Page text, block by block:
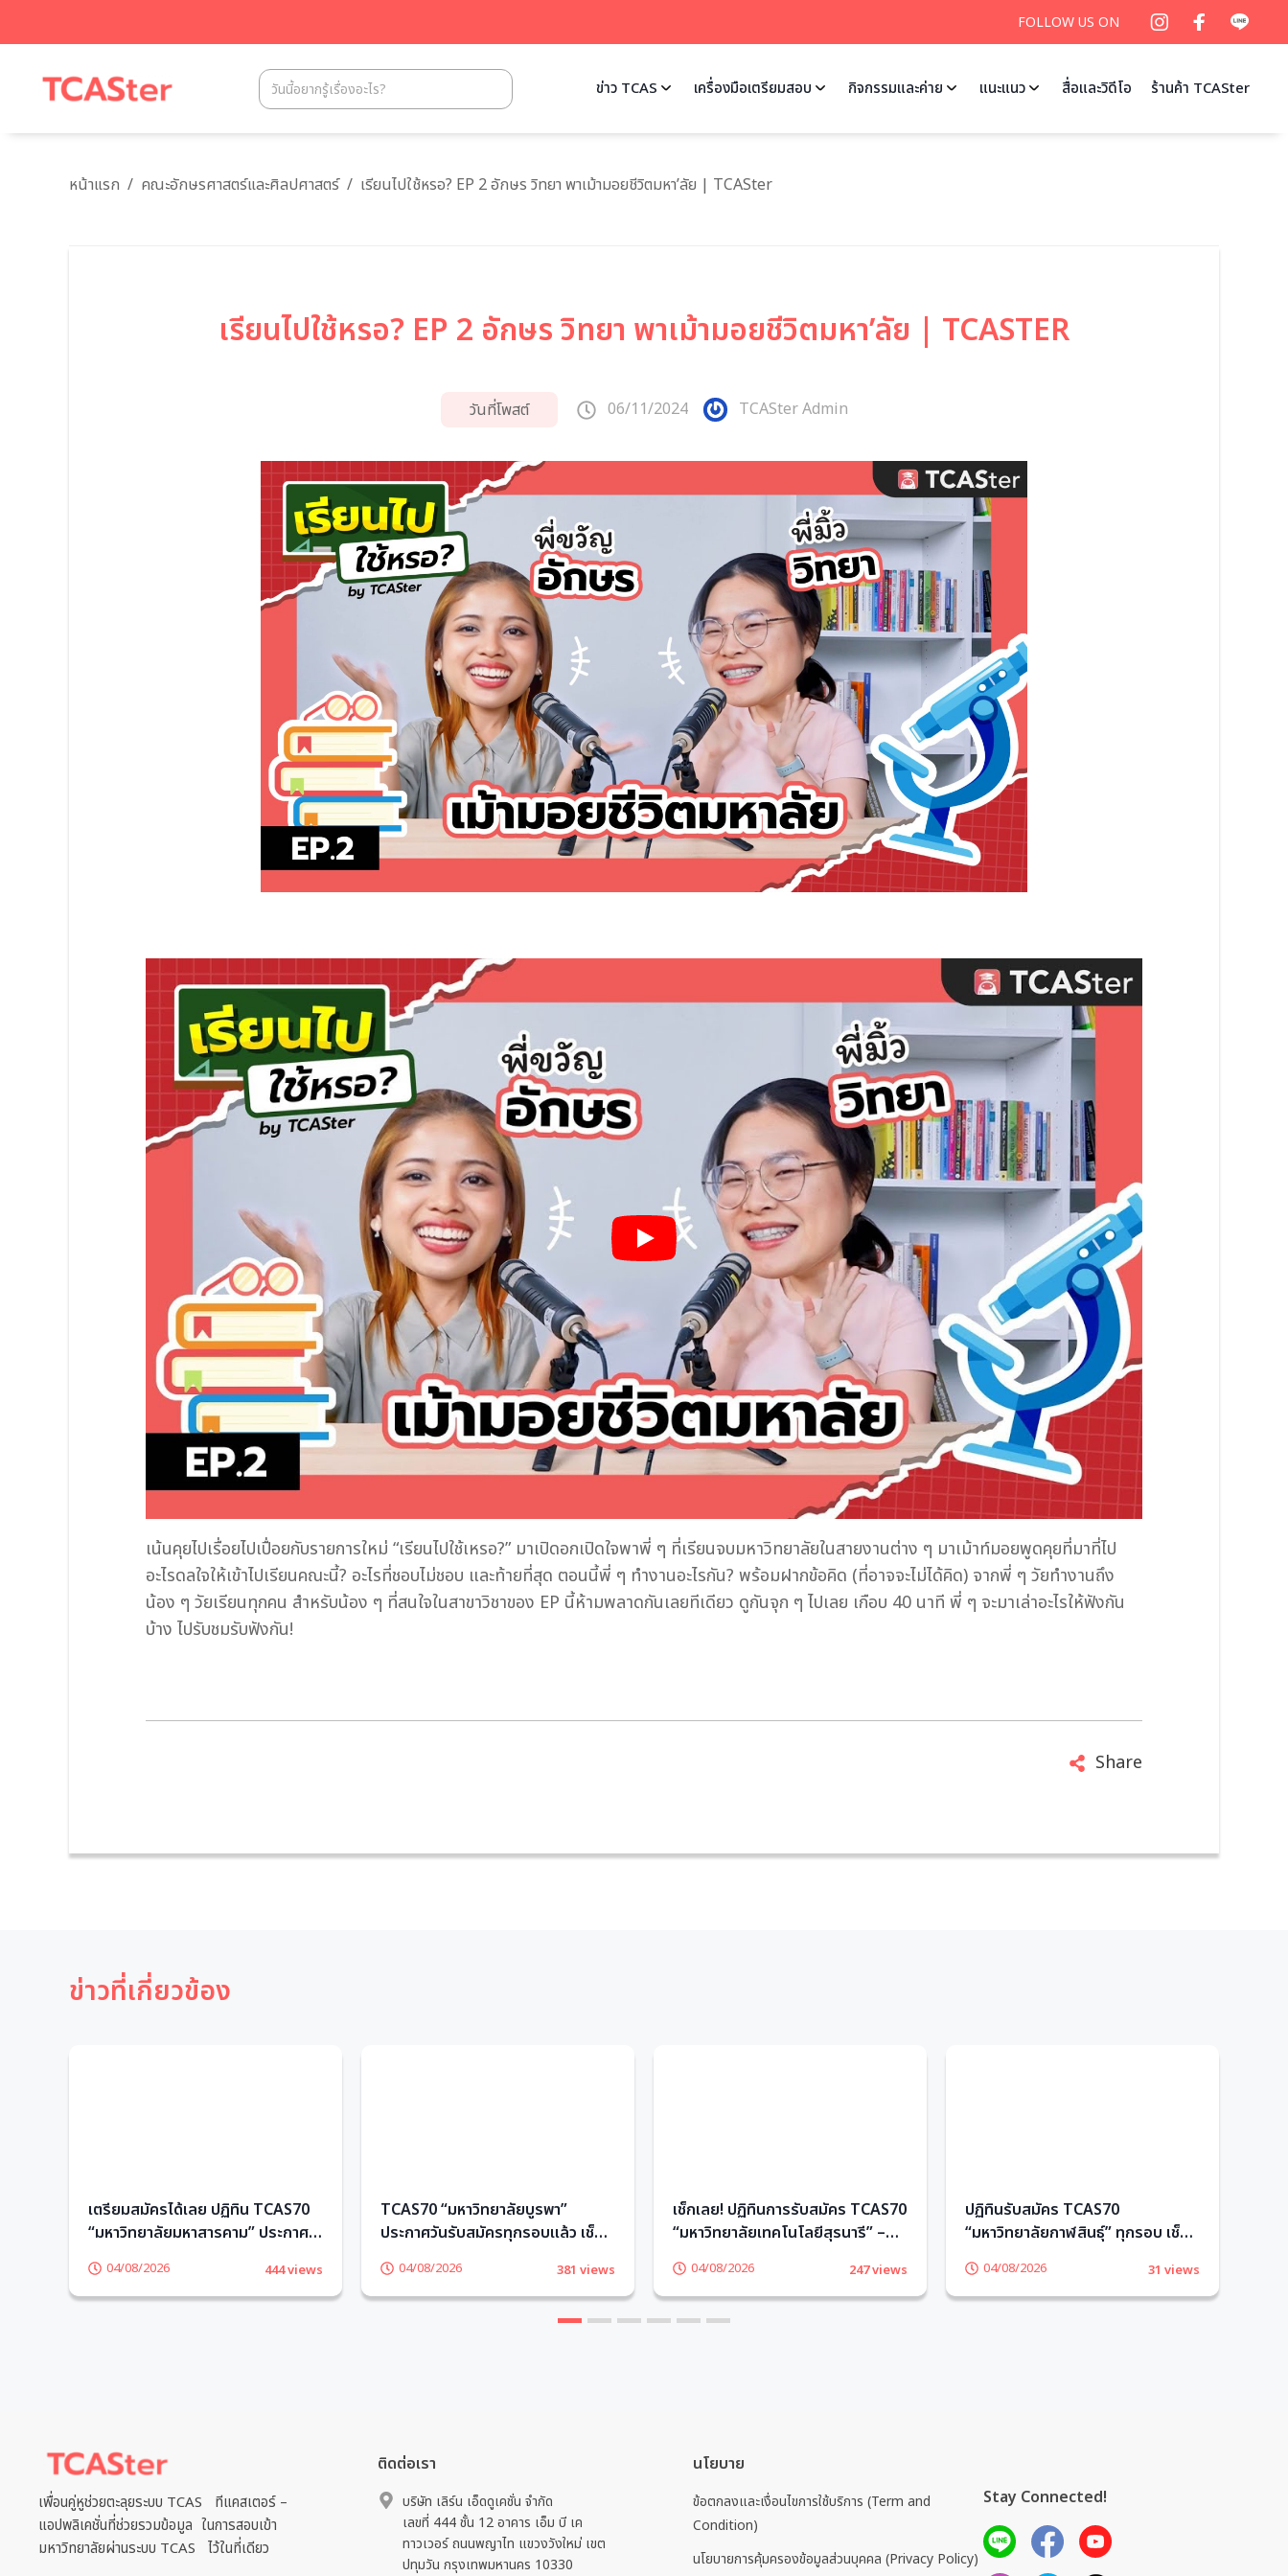
FOLLOW US ON
ข่าว TCAS เครื่องมือเตรียมสอบ กิจกรรมและค่าย แนะแนว สื่อและวิดีโอ ร้านค้า TCASter
หน้าแรก / คณะอักษรศาสตร์และศิลปศาสตร์ / เรียนไปใช้หรอ? EP 2 อักษร วิทยา พาเม้ามอยชีวิตมหา’ลัย | TCASter
เรียนไปใช้หรอ? EP 2 อักษร วิทยา พาเม้ามอยชีวิตมหา’ลัย | TCASTER
วันที่โพสต์ 06/11/2024 TCASter Admin
เน้นคุยไปเรื่อยไปเปื่อยกับรายการใหม่ “เรียนไปใช้เหรอ?” มาเปิดอกเปิดใจพาพี่ ๆ ที่เรียนจบมหาวิทยาลัยในสายงานต่าง ๆ มาเม้าท์มอยพูดคุยที่มาที่ไป
อะไรดลใจให้เข้าไปเรียนคณะนี้? อะไรที่ชอบไม่ชอบ และท้ายที่สุด ตอนนี้พี่ ๆ ทำงานอะไรกัน? พร้อมฝากข้อคิด (ที่อาจจะไม่ได้คิด) จากพี่ ๆ วัยทำงานถึง
น้อง ๆ วัยเรียนทุกคน สำหรับน้อง ๆ ที่สนใจในสาขาวิชาของ EP นี้ห้ามพลาดกันเลยทีเดียว ดูกันจุก ๆ ไปเลย เกือบ 40 นาที พี่ ๆ จะมาเล่าอะไรให้ฟังกัน
บ้าง ไปรับชมรับฟังกัน!
Share
ข่าวที่เกี่ยวข้อง
เตรียมสมัครได้เลย ปฏิทิน TCAS70
“มหาวิทยาลัยมหาสารคาม” ประกาศ
วันรับสมัครแล้ว! – TCASter
04/08/2026 444 views
TCAS70 “มหาวิทยาลัยบูรพา”
ประกาศวันรับสมัครทุกรอบแล้ว เช็ก
เลย – TCASter
04/08/2026 381 views
เช็กเลย! ปฏิทินการรับสมัคร TCAS70
“มหาวิทยาลัยเทคโนโลยีสุรนารี” –
TCASter
04/08/2026 247 views
ปฏิทินรับสมัคร TCAS70
“มหาวิทยาลัยกาฬสินธุ์” ทุกรอบ เช็ก
เลย! – TCASter
04/08/2026 31 views
3 4 5 6
เพื่อนคู่หูช่วยตะลุยระบบ TCAS ทีแคสเตอร์ –
แอปพลิเคชั่นที่ช่วยรวมข้อมูล ในการสอบเข้า
มหาวิทยาลัยผ่านระบบ TCAS ไว้ในที่เดียว
ติดต่อเรา
บริษัท เลิร์น เอ็ดดูเคชั่น จำกัด
เลขที่ 444 ชั้น 12 อาคาร เอ็ม บี เค
ทาวเวอร์ ถนนพญาไท แขวงวังใหม่ เขต
ปทุมวัน กรุงเทพมหานคร 10330
นโยบาย
ข้อตกลงและเงื่อนไขการใช้บริการ (Term and
Condition)
นโยบายการคุ้มครองข้อมูลส่วนบุคคล (Privacy Policy)
Stay Connected!